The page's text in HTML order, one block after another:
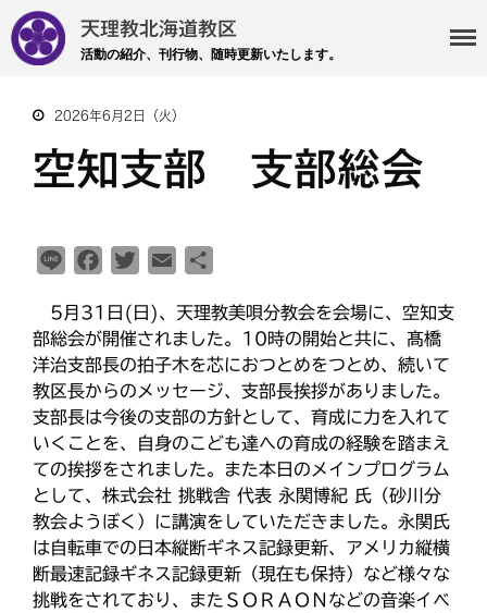
・主事 支部長 各部各会
・布教部
・北海道教区報
検索
最近の投稿
教区報623号 2026年8月号
2026年8月 教区長あいさつ
教区合唱団 コーラスフェステ
ィバルに出演
天理教北海道教区
活動の紹介、刊行物、随時更新いたします。
2026年6月2日（火）
空知支部 支部総会
n
e
c
e
b
o
o
k
i
t
t
e
a
i
l
5月31日(日)、天理教美唄分教会を会場に、空知支
部総会が開催されました。10時の開始と共に、髙橋
洋治支部長の拍子木を芯におつとめをつとめ、続いて
教区長からのメッセージ、支部長挨拶がありました。
支部長は今後の支部の方針として、育成に力を入れて
いくことを、自身のこども達への育成の経験を踏まえ
ての挨拶をされました。また本日のメインプログラム
として、株式会社 挑戦舎 代表 永関博紀 氏（砂川分
教会ようぼく）に講演をしていただきました。永関氏
は自転車での日本縦断ギネス記録更新、アメリカ縦横
断最速記録ギネス記録更新（現在も保持）など様々な
挑戦をされており、またＳＯＲＡＯＮなどの音楽イベ